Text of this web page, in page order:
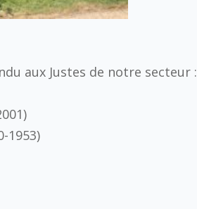
aux Justes de notre secteur :
1953)